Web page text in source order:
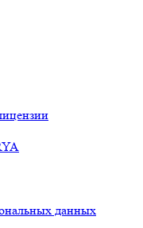
данных